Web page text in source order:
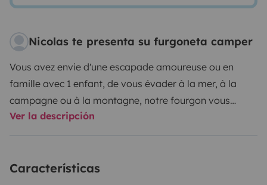
Nicolas te presenta su furgoneta camper
Vous avez envie d'une escapade amoureuse ou en
famille avec 1 enfant, de vous évader à la mer, à la
campagne ou à la montagne, notre fourgon vous
conviendrait à merveille. Aménagement tout neuf en
douchette, avec réserve d'eau de 49 litres, possible à
Ver la descripción
Características